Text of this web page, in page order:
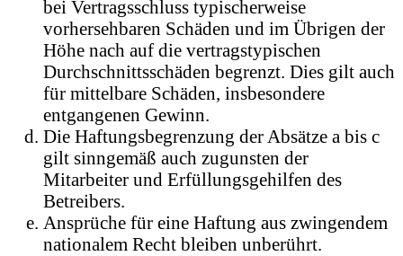
bei Vertragsschluss typischerweise
vorhersehbaren Schäden und im Übrigen der
Höhe nach auf die vertragstypischen
Durchschnittsschäden begrenzt. Dies gilt auch
für mittelbare Schäden, insbesondere
entgangenen Gewinn.
Die Haftungsbegrenzung der Absätze a bis c
gilt sinngemäß auch zugunsten der
Mitarbeiter und Erfüllungsgehilfen des
Betreibers.
Ansprüche für eine Haftung aus zwingendem
nationalem Recht bleiben unberührt.